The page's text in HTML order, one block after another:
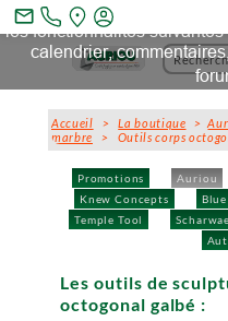
Promotions Auriou
Knew Concepts
Temple Tool
Accueil >La boutique >
marbre > Outils corps
Les outils de
octogonal galbé :
mail_outline
Ce site et des sites tiers
les fonctionnalités
calendrier,